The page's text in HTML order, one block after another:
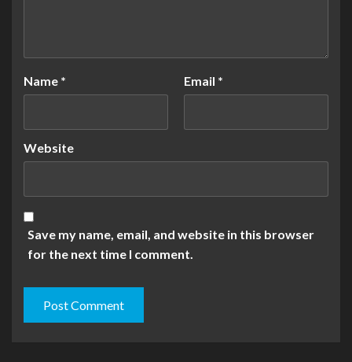
Name * Email *
Website
Save my name, email, and website in this browser
for the next time I comment.